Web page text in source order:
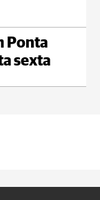
Ponta
sexta